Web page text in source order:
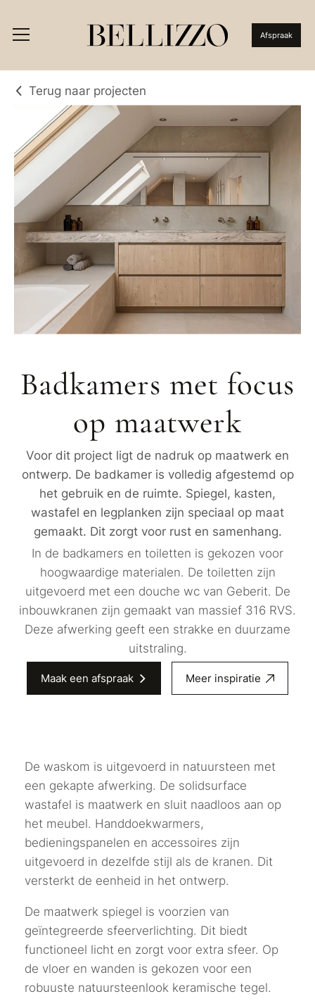
Afspraak
Terug naar projecten
Badkamers met focus
op maatwerk
Voor dit project ligt de nadruk op maatwerk en
ontwerp. De badkamer is volledig afgestemd op
het gebruik en de ruimte. Spiegel, kasten,
wastafel en legplanken zijn speciaal op maat
gemaakt. Dit zorgt voor rust en samenhang.
In de badkamers en toiletten is gekozen voor
hoogwaardige materialen. De toiletten zijn
uitgevoerd met een douche wc van Geberit. De
inbouwkranen zijn gemaakt van massief 316 RVS.
Deze afwerking geeft een strakke en duurzame
uitstraling.
Maak een afspraak Meer inspiratie
De waskom is uitgevoerd in natuursteen met
een gekapte afwerking. De solidsurface
wastafel is maatwerk en sluit naadloos aan op
het meubel. Handdoekwarmers,
bedieningspanelen en accessoires zijn
uitgevoerd in dezelfde stijl als de kranen. Dit
versterkt de eenheid in het ontwerp.
De maatwerk spiegel is voorzien van
geïntegreerde sfeerverlichting. Dit biedt
functioneel licht en zorgt voor extra sfeer. Op
de vloer en wanden is gekozen voor een
robuuste natuursteenlook keramische tegel.